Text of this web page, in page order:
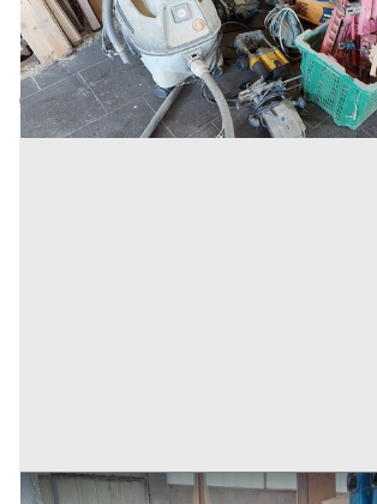
Inserito il: 28/01/2026
Castiglione In Teverina (Viterbo)
Annuncio scaduto
Codice annuncio: 950853300